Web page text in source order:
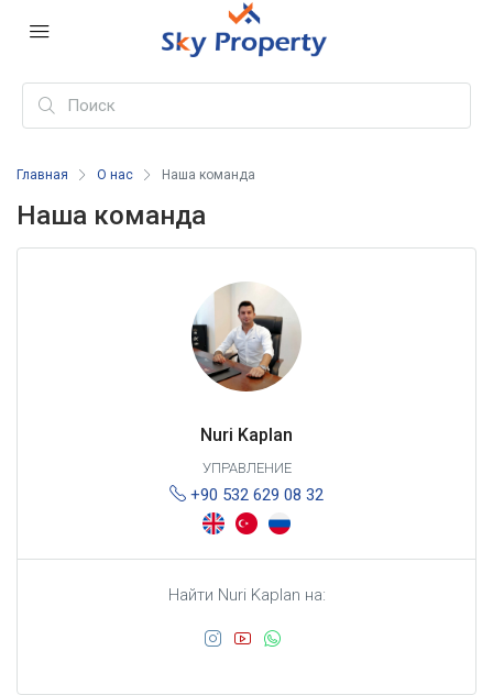
Главная О нас Наша команда
Наша команда
Nuri Kaplan
УПРАВЛЕНИЕ
+90 532 629 08 32
Найти Nuri Kaplan на: